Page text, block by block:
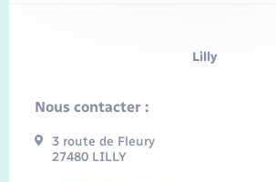
Lilly
Nous contacter :
3 route de Fleury
27480 LILLY